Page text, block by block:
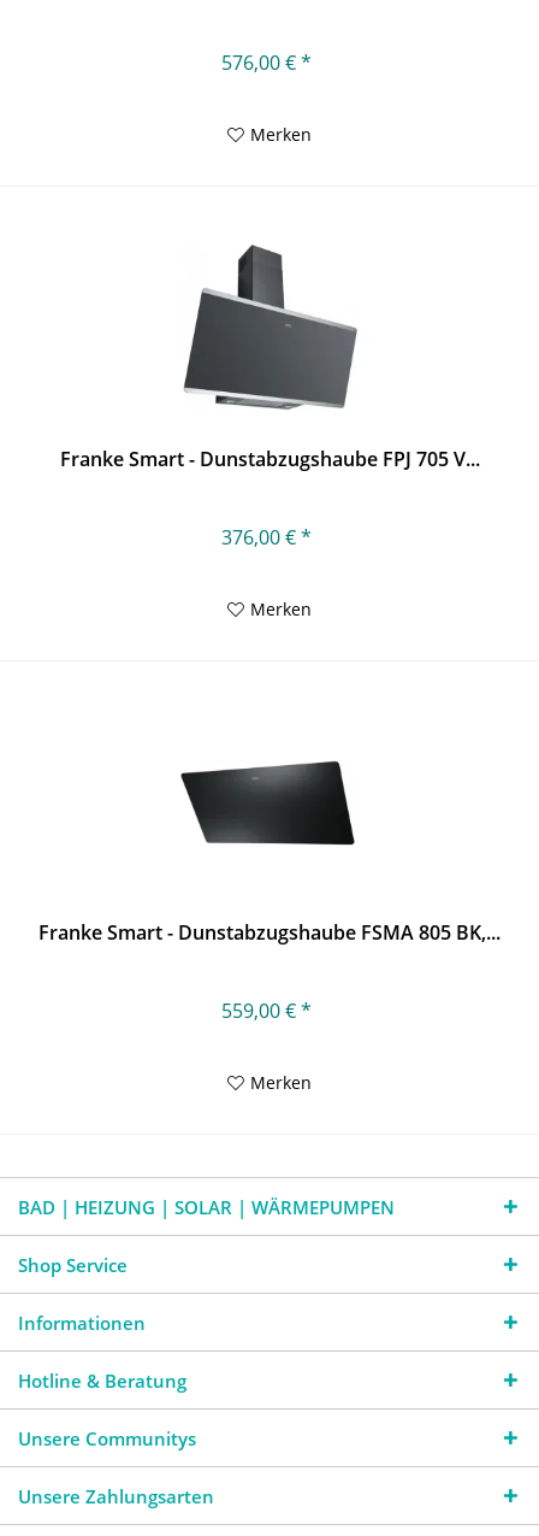
576,00 € *
Merken
Franke Smart - Dunstabzugshaube FPJ 705 V...
376,00 € *
Merken
Franke Smart - Dunstabzugshaube FSMA 805 BK,...
559,00 € *
Merken
BAD | HEIZUNG | SOLAR | WÄRMEPUMPEN
Shop Service
Informationen
Hotline & Beratung
Unsere Communitys
Unsere Zahlungsarten